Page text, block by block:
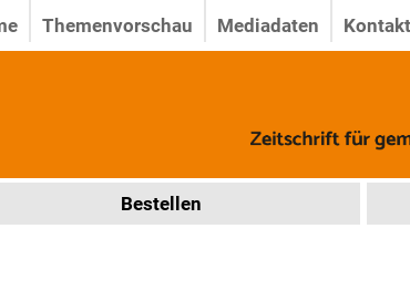
Kontakt
Mediadaten
Themenvorschau
Bestellen